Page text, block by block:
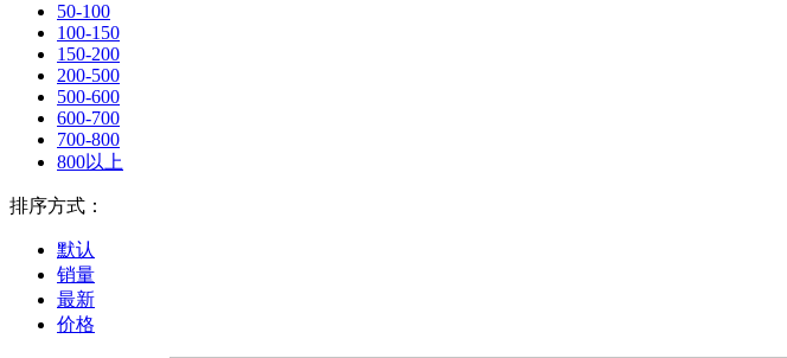
50-100
100-150
150-200
200-500
500-600
600-700
700-800
800以上
排序方式：
默认
销量
最新
价格